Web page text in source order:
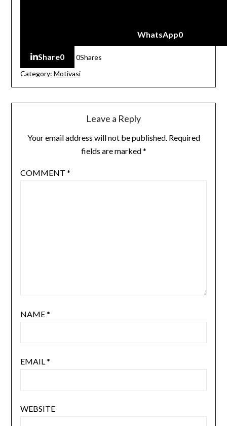
WhatsApp0
Share0 0Shares
Category: Motivasi
Leave a Reply
Your email address will not be published. Required
fields are marked*
COMMENT *
NAME*
EMAIL*
WEBSITE